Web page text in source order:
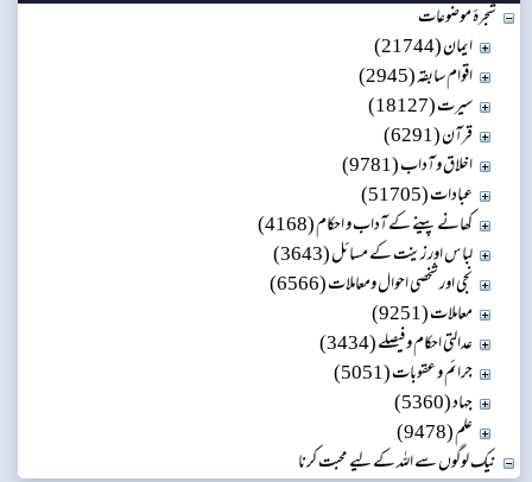
شجرۂ موضوعات
ایمان (21744)
اقوام سابقہ (2945)
سیرت (18127)
قرآن (6291)
اخلاق و آداب (9781)
عبادات (51705)
کھانے پینے کے آداب و احکام (4168)
لباس اور زینت کے مسائل (3643)
نجی اور شخصی احوال ومعاملات (6566)
معاملات (9251)
عدالتی احکام و فیصلے (3434)
جرائم و عقوبات (5051)
جہاد (5360)
علم (9478)
نیک لوگوں سے اللہ کے لیے محبت کرنا